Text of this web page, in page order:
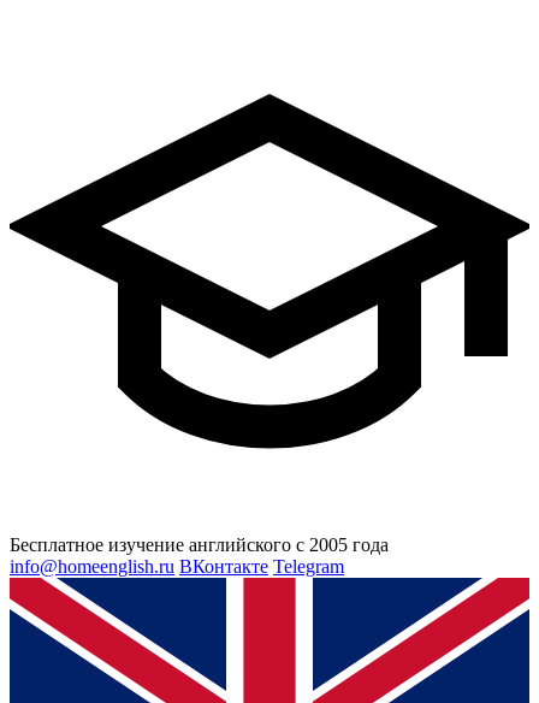
Бесплатное изучение английского с 2005 года
info@homeenglish.ru ВКонтакте Telegram